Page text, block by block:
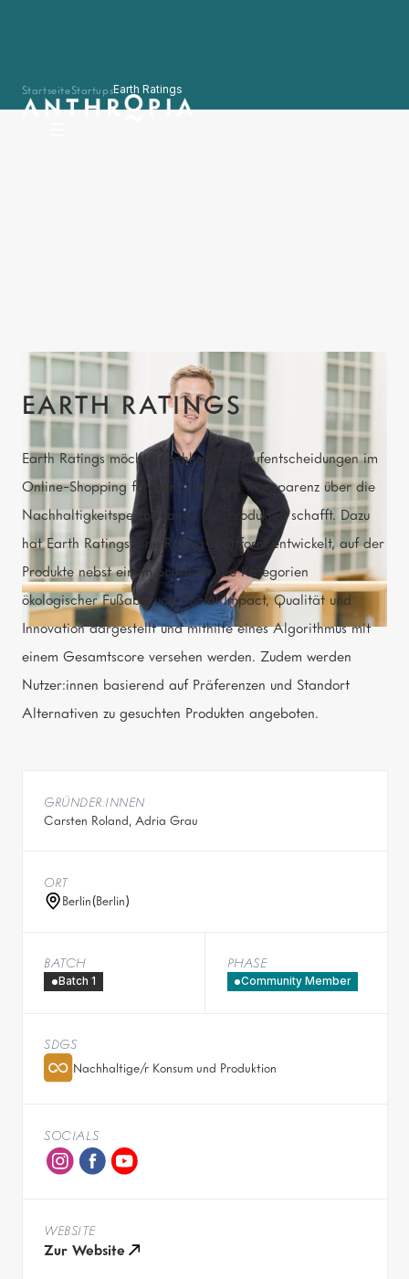
StartseiteStartupsEarth Ratings
EARTH RATINGS
Earth Ratings möchte nachhaltige Kaufentscheidungen im
Online-Shopping fördern, indem es Transparenz über die
Nachhaltigkeitsperformance von Produkten schafft. Dazu
hat Earth Ratings eine Rating-Plattform entwickelt, auf der
Produkte nebst einem Score für die Kategorien
ökologischer Fußabdruck, Social Impact, Qualität und
Innovation dargestellt und mithilfe eines Algorithmus mit
einem Gesamtscore versehen werden. Zudem werden
Nutzer:innen basierend auf Präferenzen und Standort
Alternativen zu gesuchten Produkten angeboten.
GRÜNDER:INNEN
Carsten Roland, Adria Grau
ORT
Berlin(Berlin)
BATCH
Batch 1
PHASE
Community Member
SDGS
Nachhaltige/r Konsum und Produktion
SOCIALS
WEBSITE
Zur Website